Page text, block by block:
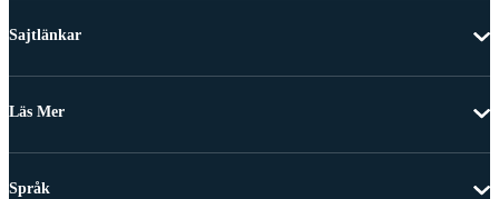
Sajtlänkar
Läs Mer
Språk